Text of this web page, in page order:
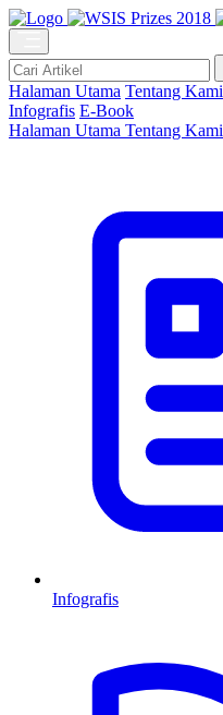
Halaman Utama Tentang Kami
Infografis E-Book
Halaman Utama Tentang Kami
Infografis